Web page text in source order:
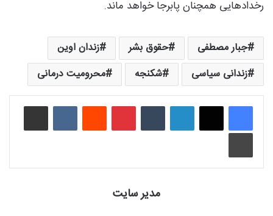
رخدادهایی همچنان پابرجا خواهد ماند.
جبار مصطفی حقوق بشر
زندان اوین
زندانی سیاسی
شکنجه محرومیت درمانی
لینکدین ‫تامبلر ‫پین‌ترست‫رددیت ‫VKontakteاشتراک گذاری از طریق ایمیل
چاپ
مدیر سایت